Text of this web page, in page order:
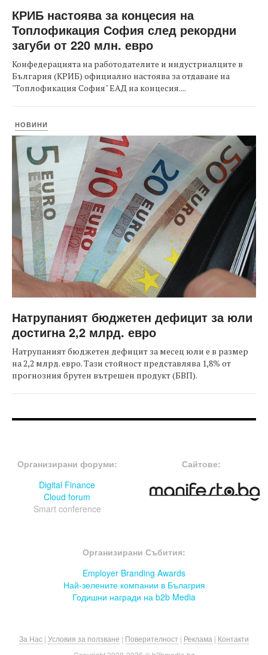
КРИБ настоява за концесия на
Топлофикация София след рекордни
загуби от 220 млн. евро
Конфедерацията на работодателите и индустриалците в
България (КРИБ) официално настоява за отдаване на
"Топлофикация София" ЕАД на концесия....
НОВИНИ
Натрупаният бюджетен дефицит за юли
достигна 2,2 млрд. евро
Натрупаният бюджетен дефицит за месец юли е в размер
на 2,2 млрд. евро. Тази стойност представлява 1,8% от
прогнозния брутен вътрешен продукт (БВП).
Организирани форуми:
Digital Finance
Cloud forum
Smart conference
Сайтове:
Организирани Събития:
Employer Branding Awards
Най-зелените компании в Бълагрия
Годишни награди на b2b Media
За Нас | Условия за ползване | Поверителност | Реклама | Контакти